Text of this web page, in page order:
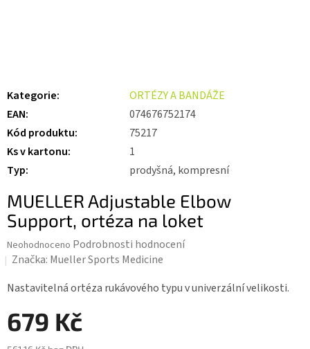
Kategorie:
ORTÉZY A BANDÁŽE
EAN:
074676752174
Kód produktu:
75217
Ks v kartonu:
1
Typ: prodyšná, kompresní
MUELLER Adjustable Elbow
Support, ortéza na loket
Průměrné
hodnocení
je
0,0
hvězdiček.
Neohodnoceno Podrobnosti hodnocení
Značka: Mueller Sports Medicine
Nastavitelná ortéza rukávového typu v univerzální velikosti.
679 Kč